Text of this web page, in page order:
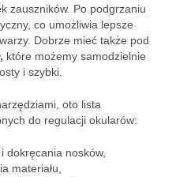
zauszników. Po podgrzaniu
co umożliwia lepsze
Dobrze mieć także pod
które możemy samodzielnie
i szybki.
oto lista
do regulacji okularów:
dokręcania nosków,
materiału,